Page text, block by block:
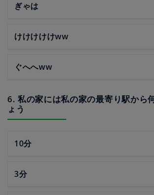
ぎゃは
けけけけけww
ぐへへww
6. 私の家には私の家の最寄り駅から
ょう
10分
3分